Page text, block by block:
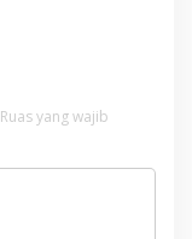
Ruas yang wajib